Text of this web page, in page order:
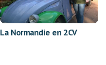
La Normandie en 2CV